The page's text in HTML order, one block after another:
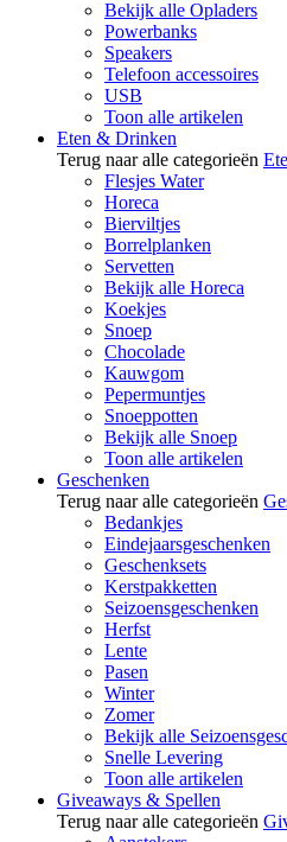
Bekijk alle Opladers
Powerbanks
Speakers
Telefoon accessoires
USB
Toon alle artikelen
Eten & Drinken
Terug naar alle categorieën
Flesjes Water
Horeca
Bierviltjes
Borrelplanken
Servetten
Bekijk alle Horeca
Koekjes
Snoep
Chocolade
Kauwgom
Pepermuntjes
Snoeppotten
Bekijk alle Snoep
Toon alle artikelen
Geschenken
Terug naar alle categorieën
Bedankjes
Eindejaarsgeschenken
Geschenksets
Kerstpakketten
Seizoensgeschenken
Herfst
Lente
Pasen
Winter
Zomer
Bekijk alle
Snelle Levering
Toon alle artikelen
Giveaways & Spellen
Terug naar alle categorieën